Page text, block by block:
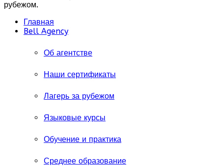
рубежом.
Главная
Bell Agency
Об агентстве
Наши сертификаты
Лагерь за рубежом
Языковые курсы
Обучение и практика
Среднее образование